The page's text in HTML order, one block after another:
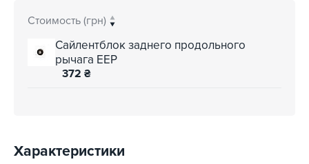
Стоимость (грн)
Сайлентблок заднего продольного
рычага EEP
372 ₴
Характеристики